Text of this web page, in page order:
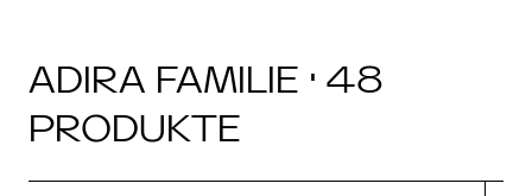
ADIRA FAMILIE · 48
PRODUKTE